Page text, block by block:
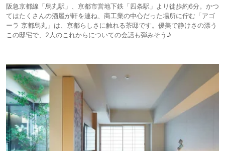
阪急京都線「烏丸駅」、京都市営地下鉄「四条駅」より徒歩約6分。かつ
てはたくさんの酒屋が軒を連ね、商工業の中心だった場所に佇む「アゴ
ーラ 京都烏丸」は、京都らしさに触れる茶邸です。優美で静けさの漂う
この邸宅で、2人のこれからについての会話も弾みそう♪